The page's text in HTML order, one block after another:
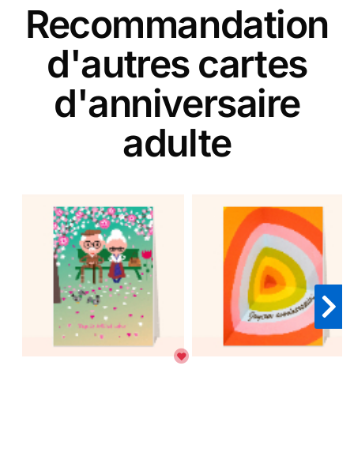
Recommandation
d'autres cartes
d'anniversaire
adulte